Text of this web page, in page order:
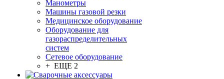
Манометры
Машины газовой резки
Медицинское оборудование
Оборудование для
газораспределительных
систем
Сетевое оборудование
+ ЕЩЕ 2